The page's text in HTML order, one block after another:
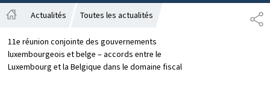
P
A
c
c
u
Actualités Toutes les actualités
11e réunion conjointe des gouvernements
luxembourgeois et belge – accords entre le
Luxembourg et la Belgique dans le domaine fiscal